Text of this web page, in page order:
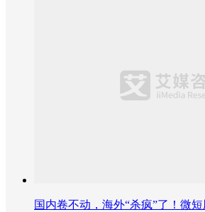
国内卷不动，海外“杀疯”了！微